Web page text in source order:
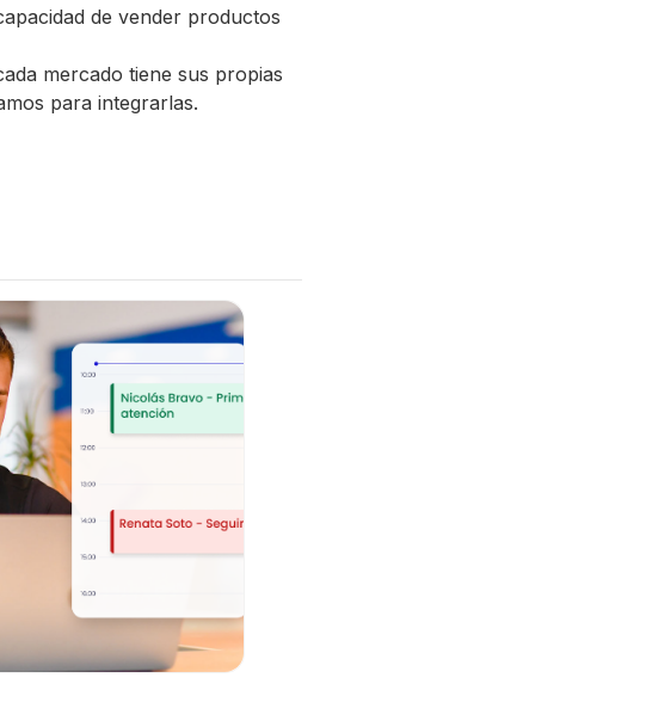
de vender productos
mercado tiene sus propias
para integrarlas.